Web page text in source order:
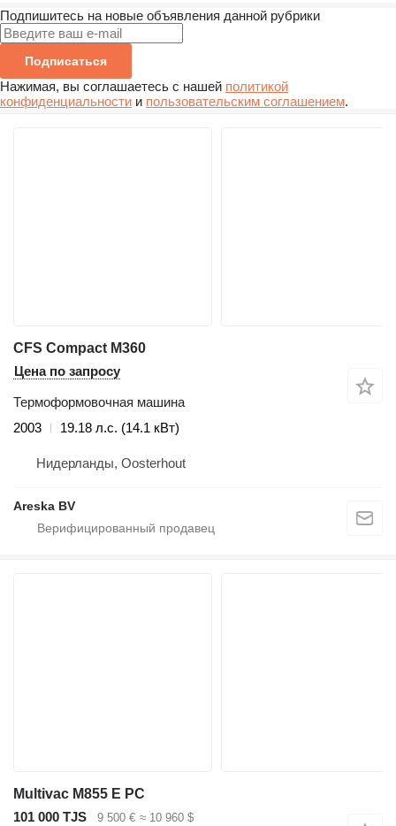
Подпишитесь на новые объявления данной рубрики
Подписаться
Нажимая, вы соглашаетесь с нашей политикой
конфиденциальности и пользовательским соглашением.
CFS Compact M360
Цена по запросу
Термоформовочная машина
2003
19.18 л.с. (14.1 кВт)
Нидерланды, Oosterhout
Areska BV
Multivac M855 E PC
101 000 TJS
9 500 € ≈ 10 960 $